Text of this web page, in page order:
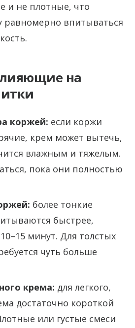
и не плотные, что
равномерно впитываться
на
коржей: если коржи
крем может вытечь,
влажным и тяжелым.
пока они полностью
более тонкие
быстрее,
минут. Для толстых
чуть больше
крема: для легкого,
достаточно короткой
или густые смеси